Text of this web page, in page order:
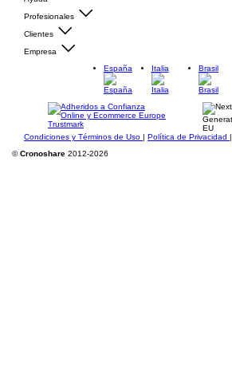
Profesionales
Clientes
Empresa
España
Italia Brasil
Condiciones y Términos de Uso | Política de Privacidad |
©Cronoshare 2012-2026